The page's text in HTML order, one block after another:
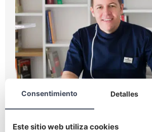
Dr. Pablo
Consentimiento Detalles
Este sitio web utiliza cookies